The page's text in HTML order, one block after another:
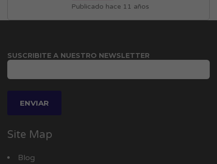
Publicado hace 11 años
SUSCRIBITE A NUESTRO NEWSLETTER
Site Map
Blog